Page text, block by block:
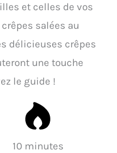
et celles de vos
salées au
délicieuses crêpes
une touche
le guide !
10 minutes